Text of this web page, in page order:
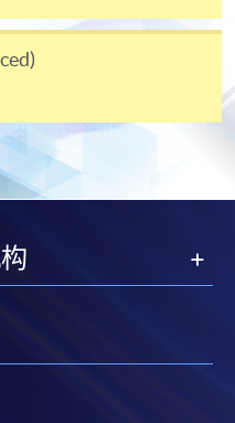
经取录，学员不得转读
120元手续费。
或本票、付款收据或个
请把填妥之申请表、贴
划线支票交回本学院。